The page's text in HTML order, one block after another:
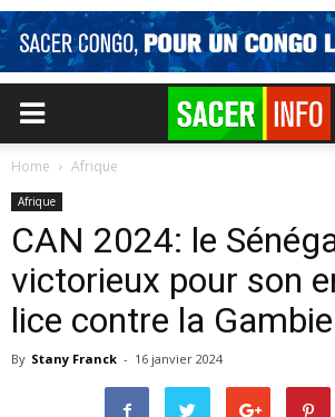
Home Afrique
Afrique
CAN 2024: le
victorieux pour son
lice contre la Gambie
By Stany Franck - 16 janvier 2024